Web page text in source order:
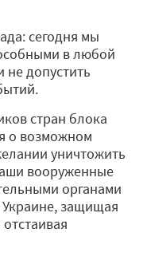
сегодня мы
в любой
допустить
стран блока
о возможном
уничтожить
вооруженные
органами
защищая